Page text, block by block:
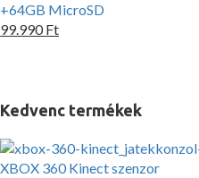
+64GB MicroSD
99.990 Ft
Kedvenc termékek
XBOX 360 Kinect szenzor